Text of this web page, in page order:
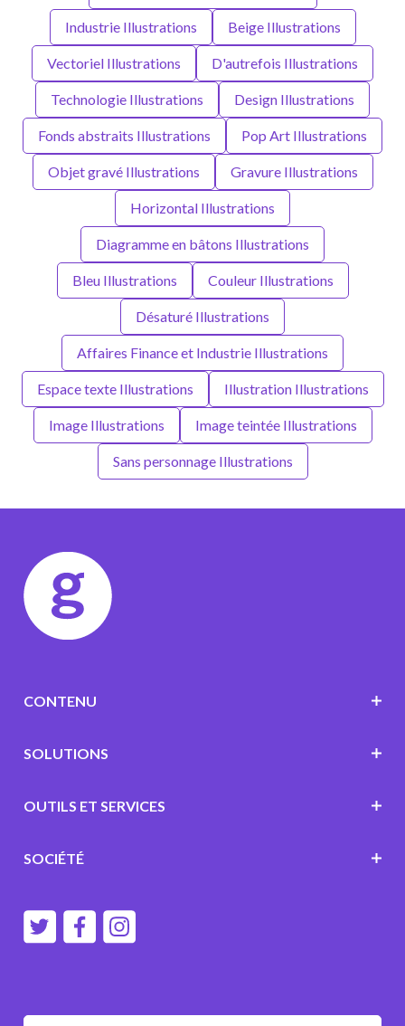
Industrie Illustrations Beige Illustrations
Vectoriel Illustrations D'autrefois Illustrations
Technologie Illustrations Design Illustrations
Fonds abstraits Illustrations Pop Art Illustrations
Objet gravé Illustrations Gravure Illustrations
Horizontal Illustrations
Diagramme en bâtons Illustrations
Bleu Illustrations Couleur Illustrations
Désaturé Illustrations
Affaires Finance et Industrie Illustrations
Espace texte Illustrations Illustration Illustrations
Image Illustrations Image teintée Illustrations
Sans personnage Illustrations
CONTENU
SOLUTIONS
OUTILS ET SERVICES
SOCIÉTÉ